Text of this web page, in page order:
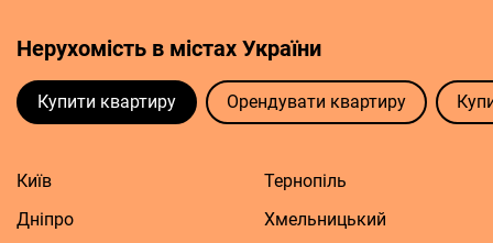
Нерухомість в містах України
Купити квартиру Орендувати квартиру
Київ
Дніпро
Тернопіль
Хмельницький